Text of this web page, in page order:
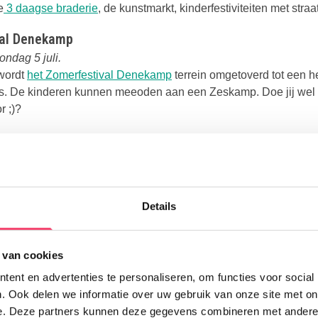
Details
cookies
en advertenties te personaliseren, om functies voor
Ook delen we informatie over uw gebruik van onze site met
Deze partners kunnen deze gegevens combineren met
3 daagse braderieDeze link opent in een nieuwe tab
, de kunstmarkt, kinderfestiviteiten met
Denekamp
5 juli.
het Zomerfestival DenekampDeze link opent in een
terrein omgetoverd tot een
De kinderen kunnen meeoden aan een Zeskamp. Doe jij wel
;)?
link opent in een nieuwe tab
zaterdag beloofd een spetterende actie te worden.
| Deurningen
Doe mee en maak kans op één van de 5 gezinstickets voor
Kasteel de Haar!